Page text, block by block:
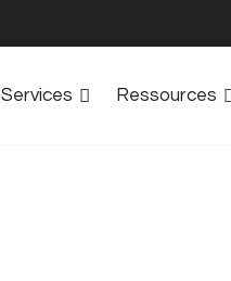
Services Ressources